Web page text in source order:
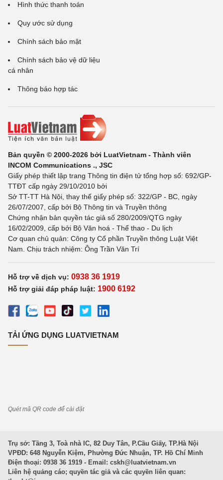
Hình thức thanh toán
Quy ước sử dụng
Chính sách bảo mật
Chính sách bảo vệ dữ liệu
cá nhân
Thông báo hợp tác
Bản quyền © 2000-2026 bởi LuatVietnam - Thành viên
INCOM Communications ., JSC
Giấy phép thiết lập trang Thông tin điện tử tổng hợp số: 692/GP-
TTĐT cấp ngày 29/10/2010 bởi
Sở TT-TT Hà Nội, thay thế giấy phép số: 322/GP - BC, ngày
26/07/2007, cấp bởi Bộ Thông tin và Truyền thông
Chứng nhận bản quyền tác giả số 280/2009/QTG ngày
16/02/2009, cấp bởi Bộ Văn hoá - Thể thao - Du lịch
Cơ quan chủ quản: Công ty Cổ phần Truyền thông Luật Việt
Nam. Chịu trách nhiệm: Ông Trần Văn Trí
Hỗ trợ về dịch vụ: 0938 36 1919
Hỗ trợ giải đáp pháp luật: 1900 6192
TẢI ỨNG DỤNG LUATVIETNAM
Quét mã QR code để cài đặt
Trụ sở: Tầng 3, Toà nhà IC, 82 Duy Tân, P.Cầu Giấy, TP.Hà Nội
VPĐD: 648 Nguyễn Kiệm, Phường Đức Nhuận, TP. Hồ Chí Minh
Điện thoại: 0938 36 1919 - Email: cskh@luatvietnam.vn
Liên hệ quảng cáo; quyền tác giả và các quyền liên quan: